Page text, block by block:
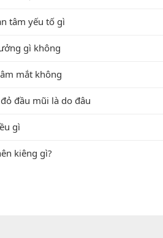
tâm yếu tố gì
gì không
mắt không
đầu mũi là do đâu
gì
kiêng gì?